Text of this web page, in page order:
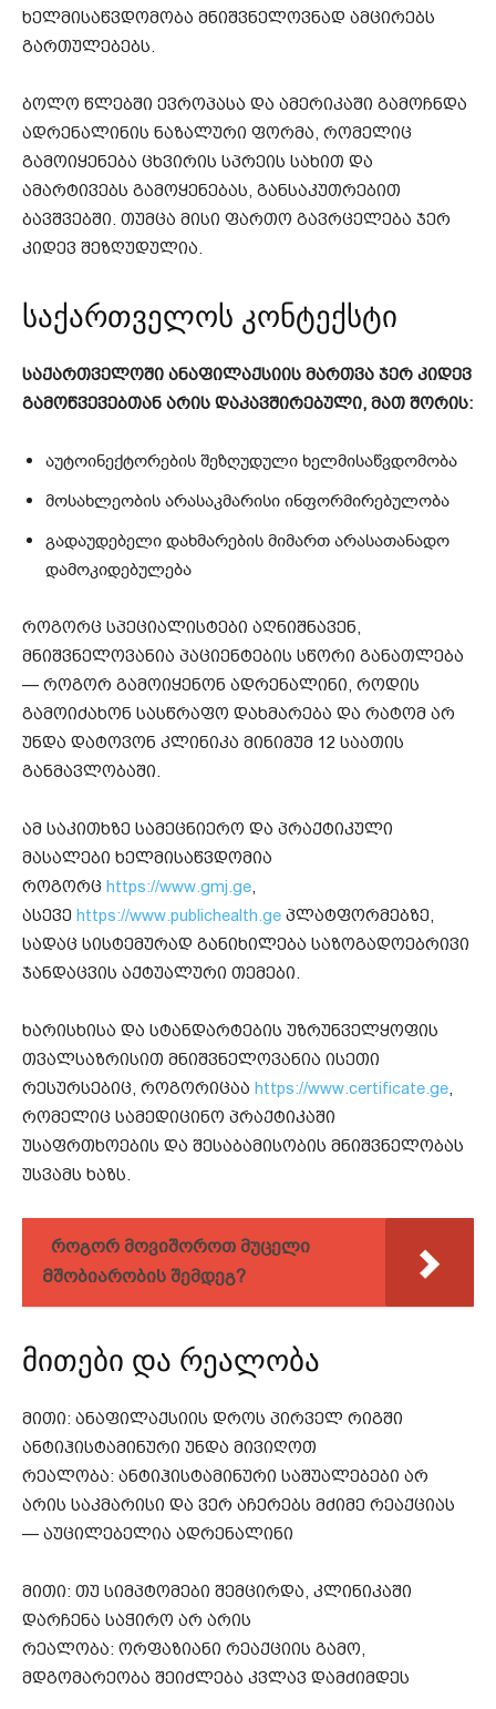
ხელმისაწვდომობა მნიშვნელოვნად ამცირებს
გართულებებს.
ბოლო წლებში ევროპასა და ამერიკაში გამოჩნდა
ადრენალინის ნაზალური ფორმა, რომელიც
გამოიყენება ცხვირის სპრეის სახით და
ამარტივებს გამოყენებას, განსაკუთრებით
ბავშვებში. თუმცა მისი ფართო გავრცელება ჯერ
კიდევ შეზღუდულია.
საქართველოს კონტექსტი
საქართველოში ანაფილაქსიის მართვა ჯერ კიდევ
გამოწვევებთან არის დაკავშირებული, მათ შორის:
აუტოინექტორების შეზღუდული ხელმისაწვდომობა
მოსახლეობის არასაკმარისი ინფორმირებულობა
გადაუდებელი დახმარების მიმართ არასათანადო
დამოკიდებულება
როგორც სპეციალისტები აღნიშნავენ,
მნიშვნელოვანია პაციენტების სწორი განათლება
— როგორ გამოიყენონ ადრენალინი, როდის
გამოიძახონ სასწრაფო დახმარება და რატომ არ
უნდა დატოვონ კლინიკა მინიმუმ 12 საათის
განმავლობაში.
ამ საკითხზე სამეცნიერო და პრაქტიკული
მასალები ხელმისაწვდომია
როგორც https://www.gmj.ge,
ასევე https://www.publichealth.ge პლატფორმებზე,
სადაც სისტემურად განიხილება საზოგადოებრივი
ჯანდაცვის აქტუალური თემები.
ხარისხისა და სტანდარტების უზრუნველყოფის
თვალსაზრისით მნიშვნელოვანია ისეთი
რესურსებიც, როგორიცაა https://www.certificate.ge,
რომელიც სამედიცინო პრაქტიკაში
უსაფრთხოების და შესაბამისობის მნიშვნელობას
უსვამს ხაზს.
როგორ მოვიშოროთ მუცელი
Მშობიარობის შემდეგ?
მითები და რეალობა
მითი: ანაფილაქსიის დროს პირველ რიგში
ანტიჰისტამინური უნდა მივიღოთ
რეალობა: ანტიჰისტამინური საშუალებები არ
არის საკმარისი და ვერ აჩერებს მძიმე რეაქციას
— აუცილებელია ადრენალინი
მითი: თუ სიმპტომები შემცირდა, კლინიკაში
დარჩენა საჭირო არ არის
რეალობა: ორფაზიანი რეაქციის გამო,
მდგომარეობა შეიძლება კვლავ დამძიმდეს